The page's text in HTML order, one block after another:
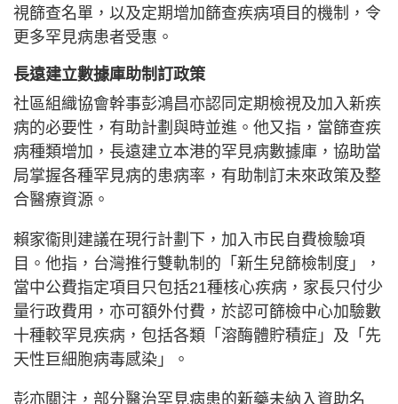
視篩查名單，以及定期增加篩查疾病項目的機制，令
更多罕見病患者受惠。
長遠建立數據庫助制訂政策
社區組織協會幹事彭鴻昌亦認同定期檢視及加入新疾
病的必要性，有助計劃與時並進。他又指，當篩查疾
病種類增加，長遠建立本港的罕見病數據庫，協助當
局掌握各種罕見病的患病率，有助制訂未來政策及整
合醫療資源。
賴家衞則建議在現行計劃下，加入市民自費檢驗項
目。他指，台灣推行雙軌制的「新生兒篩檢制度」，
當中公費指定項目只包括21種核心疾病，家長只付少
量行政費用，亦可額外付費，於認可篩檢中心加驗數
十種較罕見疾病，包括各類「溶酶體貯積症」及「先
天性巨細胞病毒感染」。
彭亦關注，部分醫治罕見病患的新藥未納入資助名